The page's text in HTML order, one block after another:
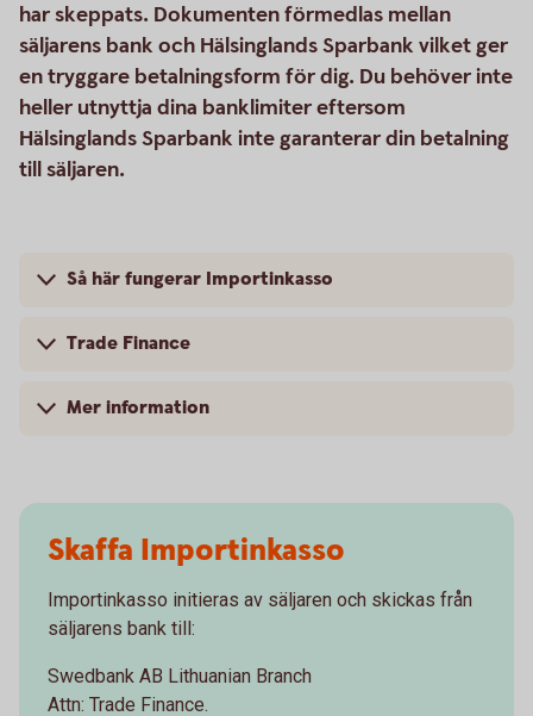
har skeppats. Dokumenten förmedlas mellan
säljarens bank och Hälsinglands Sparbank vilket ger
en tryggare betalningsform för dig. Du behöver inte
heller utnyttja dina banklimiter eftersom
Hälsinglands Sparbank inte garanterar din betalning
till säljaren.
Så här fungerar Importinkasso
Trade Finance
Mer information
Skaffa Importinkasso
Importinkasso initieras av säljaren och skickas från
säljarens bank till:
Swedbank AB Lithuanian Branch
Attn: Trade Finance.